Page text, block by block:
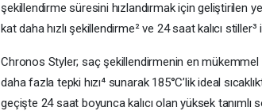
şekillendirme süresini hızlandırmak için geliştirilen
kat daha hızlı şekillendirme² ve 24 saat kalıcı
Chronos Styler; saç şekillendirmenin en
daha fazla tepki hızı⁴ sunarak 185°C’lik ideal
geçişte 24 saat boyunca kalıcı olan yüksek tanımlı